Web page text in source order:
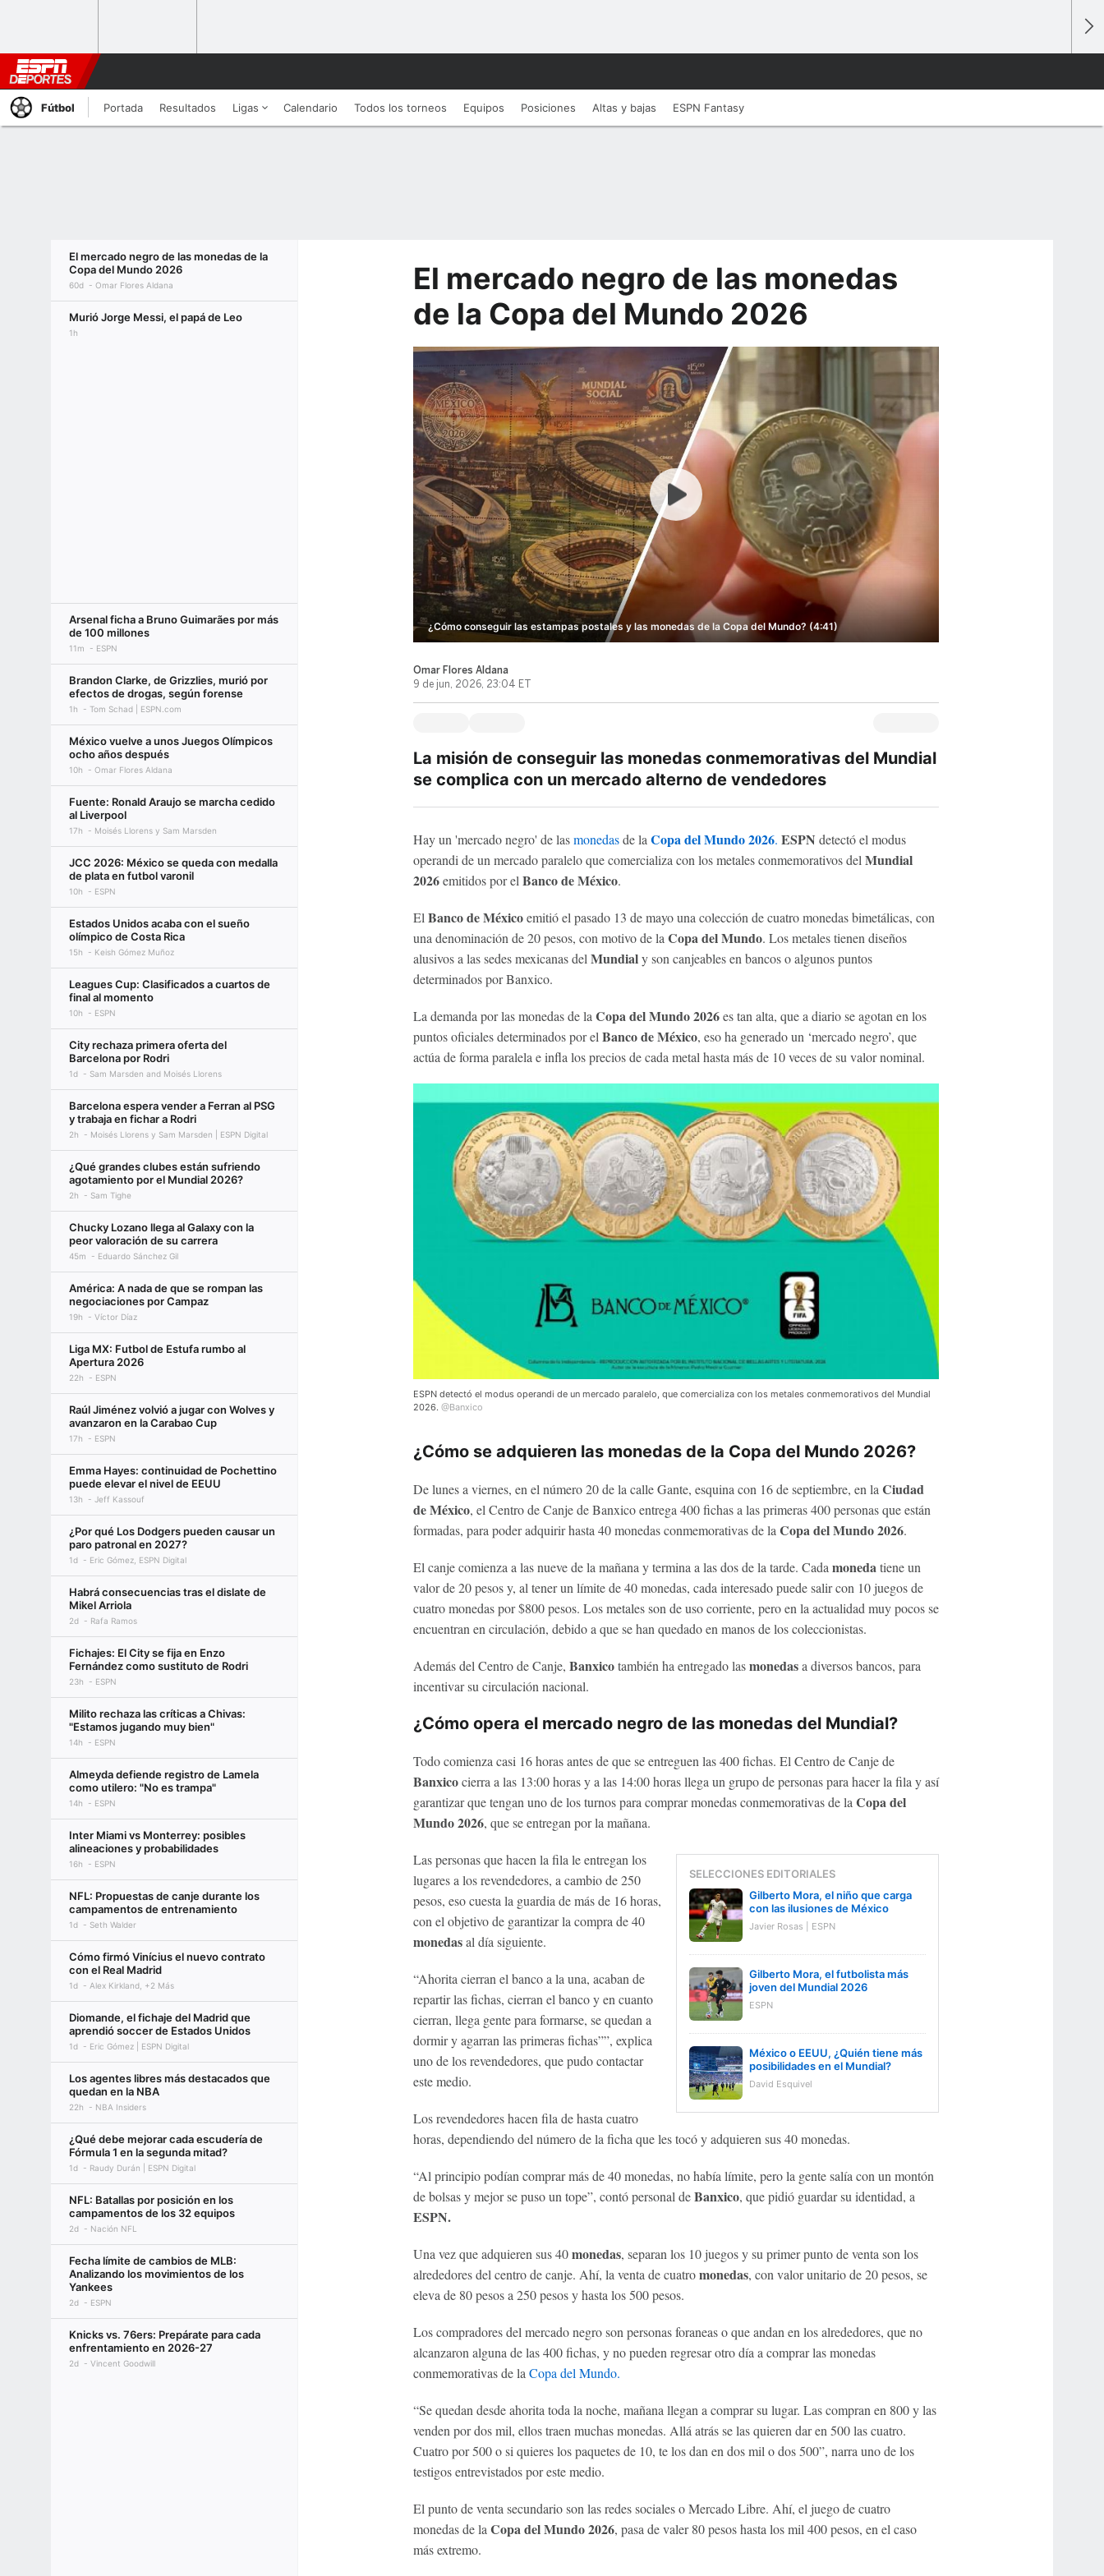
Fútbol Portada Resultados Ligas Calendario Todos los torneos Equipos Posiciones Altas y bajas ESPN Fantasy
El mercado negro de las monedas de la
Copa del Mundo 2026
60d Omar Flores Aldana
Murió Jorge Messi, el papá de Leo
1h
Arsenal ficha a Bruno Guimarães por más
de 100 millones
11m ESPN
Brandon Clarke, de Grizzlies, murió por
efectos de drogas, según forense
1h Tom Schad | ESPN.com
México vuelve a unos Juegos Olímpicos
ocho años después
10h Omar Flores Aldana
Fuente: Ronald Araujo se marcha cedido
al Liverpool
17h Moisés Llorens y Sam Marsden
JCC 2026: México se queda con medalla
de plata en futbol varonil
10h ESPN
Estados Unidos acaba con el sueño
olímpico de Costa Rica
15h Keish Gómez Muñoz
Leagues Cup: Clasificados a cuartos de
final al momento
10h ESPN
City rechaza primera oferta del
Barcelona por Rodri
1d Sam Marsden and Moisés Llorens
Barcelona espera vender a Ferran al PSG
y trabaja en fichar a Rodri
2h Moisés Llorens y Sam Marsden | ESPN Digital
¿Qué grandes clubes están sufriendo
agotamiento por el Mundial 2026?
2h Sam Tighe
Chucky Lozano llega al Galaxy con la
peor valoración de su carrera
45m Eduardo Sánchez Gil
América: A nada de que se rompan las
negociaciones por Campaz
19h Víctor Díaz
Liga MX: Futbol de Estufa rumbo al
Apertura 2026
22h ESPN
Raúl Jiménez volvió a jugar con Wolves y
avanzaron en la Carabao Cup
17h ESPN
Emma Hayes: continuidad de Pochettino
puede elevar el nivel de EEUU
13h Jeff Kassouf
¿Por qué Los Dodgers pueden causar un
paro patronal en 2027?
1d Eric Gómez, ESPN Digital
Habrá consecuencias tras el dislate de
Mikel Arriola
2d Rafa Ramos
Fichajes: El City se fija en Enzo
Fernández como sustituto de Rodri
23h ESPN
Milito rechaza las críticas a Chivas:
"Estamos jugando muy bien"
14h ESPN
Almeyda defiende registro de Lamela
como utilero: "No es trampa"
14h ESPN
Inter Miami vs Monterrey: posibles
alineaciones y probabilidades
16h ESPN
NFL: Propuestas de canje durante los
campamentos de entrenamiento
1d Seth Walder
Cómo firmó Vinícius el nuevo contrato
con el Real Madrid
1d Alex Kirkland, +2 Más
Diomande, el fichaje del Madrid que
aprendió soccer de Estados Unidos
1d Eric Gómez | ESPN Digital
Los agentes libres más destacados que
quedan en la NBA
22h NBA Insiders
¿Qué debe mejorar cada escudería de
Fórmula 1 en la segunda mitad?
1d Raudy Durán | ESPN Digital
NFL: Batallas por posición en los
campamentos de los 32 equipos
2d Nación NFL
Fecha límite de cambios de MLB:
Analizando los movimientos de los
Yankees
2d ESPN
Knicks vs. 76ers: Prepárate para cada
enfrentamiento en 2026-27
2d Vincent Goodwill
El mercado negro de las monedas
de la Copa del Mundo 2026
¿Cómo conseguir las estampas postales y las monedas de la Copa del Mundo? (4:41)
Omar Flores Aldana
9 de jun, 2026, 23:04 ET
La misión de conseguir las monedas conmemorativas del Mundial
se complica con un mercado alterno de vendedores
Hay un 'mercado negro' de lasmonedasde la Copa del Mundo 2026. ESPN detectó el modus
operandi de un mercado paralelo que comercializa con los metales conmemorativos del Mundial
2026emitidos por el Banco de México.
El Banco de Méxicoemitió el pasado 13 de mayo una colección de cuatro monedas bimetálicas, con
una denominación de 20 pesos, con motivo de la Copa del Mundo. Los metales tienen diseños
alusivos a las sedes mexicanas del Mundialy son canjeables en bancos o algunos puntos
determinados por Banxico.
La demanda por las monedas de la Copa del Mundo 2026es tan alta, que a diario se agotan en los
puntos oficiales determinados por el Banco de México, eso ha generado un ‘mercado negro’, que
actúa de forma paralela e infla los precios de cada metal hasta más de 10 veces de su valor nominal.
ESPN detectó el modus operandi de un mercado paralelo, que comercializa con los metales conmemorativos del Mundial
2026. @Banxico
¿Cómo se adquieren las monedas de la Copa del Mundo 2026?
De lunes a viernes, en el número 20 de la calle Gante, esquina con 16 de septiembre, en laCiudad
de México, el Centro de Canje de Banxico entrega 400 fichas a las primeras 400 personas que están
formadas, para poder adquirir hasta 40 monedas conmemorativas de laCopa del Mundo 2026.
El canje comienza a las nueve de la mañana y termina a las dos de la tarde. Cadamonedatiene un
valor de 20 pesos y, al tener un límite de 40 monedas, cada interesado puede salir con 10 juegos de
cuatro monedas por $800 pesos. Los metales son de uso corriente, pero en la actualidad muy pocos se
encuentran en circulación, debido a que se han quedado en manos de los coleccionistas.
Además del Centro de Canje, Banxicotambién ha entregado lasmonedasa diversos bancos, para
incentivar su circulación nacional.
¿Cómo opera el mercado negro de las monedas del Mundial?
Todo comienza casi 16 horas antes de que se entreguen las 400 fichas. El Centro de Canje de
Banxicocierra a las 13:00 horas y a las 14:00 horas llega un grupo de personas para hacer la fila y así
garantizar que tengan uno de los turnos para comprar monedas conmemorativas de laCopa del
Mundo 2026, que se entregan por la mañana.
SELECCIONES EDITORIALES
Gilberto Mora, el niño que carga
con las ilusiones de México
Javier Rosas | ESPN
Gilberto Mora, el futbolista más
joven del Mundial 2026
ESPN
México o EEUU, ¿Quién tiene más
posibilidades en el Mundial?
David Esquivel
Las personas que hacen la fila le entregan los
lugares a los revendedores, a cambio de 250
pesos, eso cuesta la guardia de más de 16 horas,
con el objetivo de garantizar la compra de 40
monedasal día siguiente.
“Ahorita cierran el banco a la una, acaban de
repartir las fichas, cierran el banco y en cuanto
cierran, llega gente para formarse, se quedan a
dormir y agarran las primeras fichas””, explica
uno de los revendedores, que pudo contactar
este medio.
Los revendedores hacen fila de hasta cuatro
horas, dependiendo del número de la ficha que les tocó y adquieren sus 40 monedas.
“Al principio podían comprar más de 40 monedas, no había límite, pero la gente salía con un montón
de bolsas y mejor se puso un tope”, contó personal deBanxico, que pidió guardar su identidad, a
ESPN.
Una vez que adquieren sus 40monedas, separan los 10 juegos y su primer punto de venta son los
alrededores del centro de canje. Ahí, la venta de cuatromonedas, con valor unitario de 20 pesos, se
eleva de 80 pesos a 250 pesos y hasta los 500 pesos.
Los compradores del mercado negro son personas foraneas o que andan en los alrededores, que no
alcanzaron alguna de las 400 fichas, y no pueden regresar otro día a comprar las monedas
conmemorativas de laCopa del Mundo.
“Se quedan desde ahorita toda la noche, mañana llegan a comprar su lugar. Las compran en 800 y las
venden por dos mil, ellos traen muchas monedas. Allá atrás se las quieren dar en 500 las cuatro.
Cuatro por 500 o si quieres los paquetes de 10, te los dan en dos mil o dos 500”, narra uno de los
testigos entrevistados por este medio.
El punto de venta secundario son las redes sociales o Mercado Libre. Ahí, el juego de cuatro
monedas de laCopa del Mundo 2026, pasa de valer 80 pesos hasta los mil 400 pesos, en el caso
más extremo.